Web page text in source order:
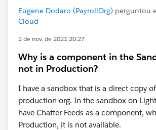
Eugene Dodaro (PayrollOrg) perguntou
Cloud
2 de nov. de 2021 20:27
Why is a component in the
not in Production?
I have a sandbox that is a direct copy
production org. In the sandbox on
have Chatter Feeds as a component,
Production, it is not available.